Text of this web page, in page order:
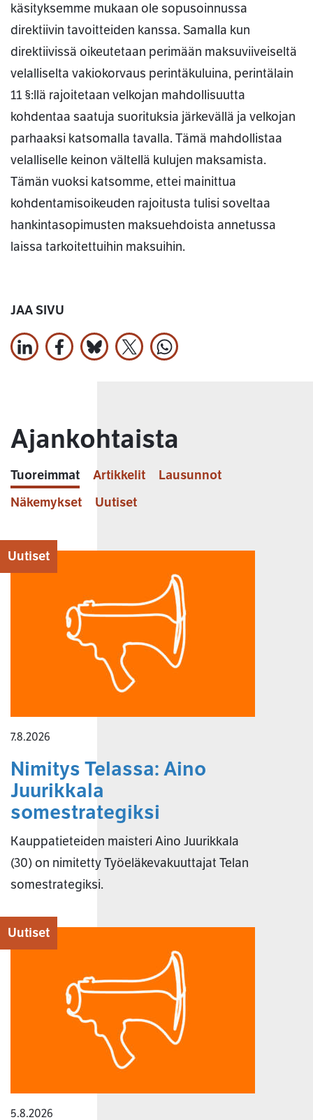
käsityksemme mukaan ole sopusoinnussa
direktiivin tavoitteiden kanssa. Samalla kun
direktiivissä oikeutetaan perimään maksuviiveiseltä
velalliselta vakiokorvaus perintäkuluina, perintälain
11 §:llä rajoitetaan velkojan mahdollisuutta
kohdentaa saatuja suorituksia järkevällä ja velkojan
parhaaksi katsomalla tavalla. Tämä mahdollistaa
velalliselle keinon vältellä kulujen maksamista.
Tämän vuoksi katsomme, ettei mainittua
kohdentamisoikeuden rajoitusta tulisi soveltaa
hankintasopimusten maksuehdoista annetussa
laissa tarkoitettuihin maksuihin.
JAA SIVU
Jaa LinkedInissä
Jaa Facebookissa
Jaa Bluesky:ssa
Jaa X:ssäJaa WhatsApissa
Ajankohtaista
Tuoreimmat Artikkelit
Lausunnot
Näkemykset
Uutiset
Uutiset
7.8.2026
Nimitys Telassa: Aino
Juurikkala
somestrategiksi
Kauppatieteiden maisteri Aino Juurikkala
(30) on nimitetty Työeläkevakuuttajat Telan
somestrategiksi.
Uutiset
5.8.2026